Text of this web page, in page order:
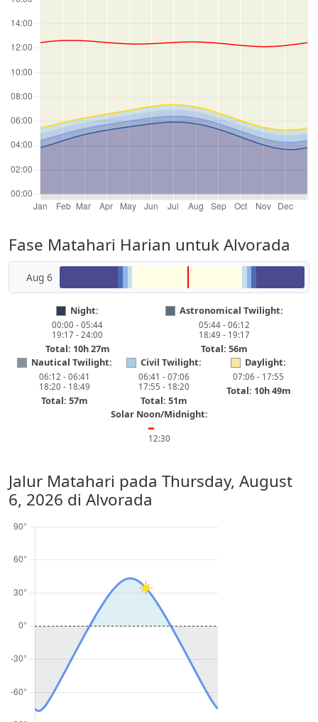
Fase Matahari Harian untuk Alvorada
Aug 6
Night:
00:00 - 05:44
19:17 - 24:00
Total: 10h 27m
Astronomical Twilight:
05:44 - 06:12
18:49 - 19:17
Total: 56m
Nautical Twilight:
06:12 - 06:41
18:20 - 18:49
Total: 57m
Civil Twilight:
06:41 - 07:06
17:55 - 18:20
Total: 51m
Daylight:
07:06 - 17:55
Total: 10h 49m
Solar Noon/Midnight:
━
12:30
Jalur Matahari pada Thursday, August
6, 2026 di Alvorada